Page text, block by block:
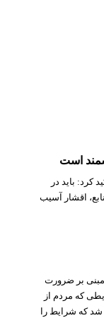
است
باید در
اقشار آسیب
مبنی بر ضرورت
که مردم از
شد که شرایط را